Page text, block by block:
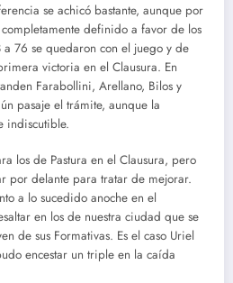
se achicó bastante, aunque por
definido a favor de los
76 se quedaron con el juego y de
victoria en el Clausura. En
Farabollini, Arellano, Bilos y
pasaje el trámite, aunque la
indiscutible.
los de Pastura en el Clausura, pero
por delante para tratar de mejorar.
a lo sucedido anoche en el
en los de nuestra ciudad que se
de sus Formativas. Es el caso Uriel
encestar un triple en la caída